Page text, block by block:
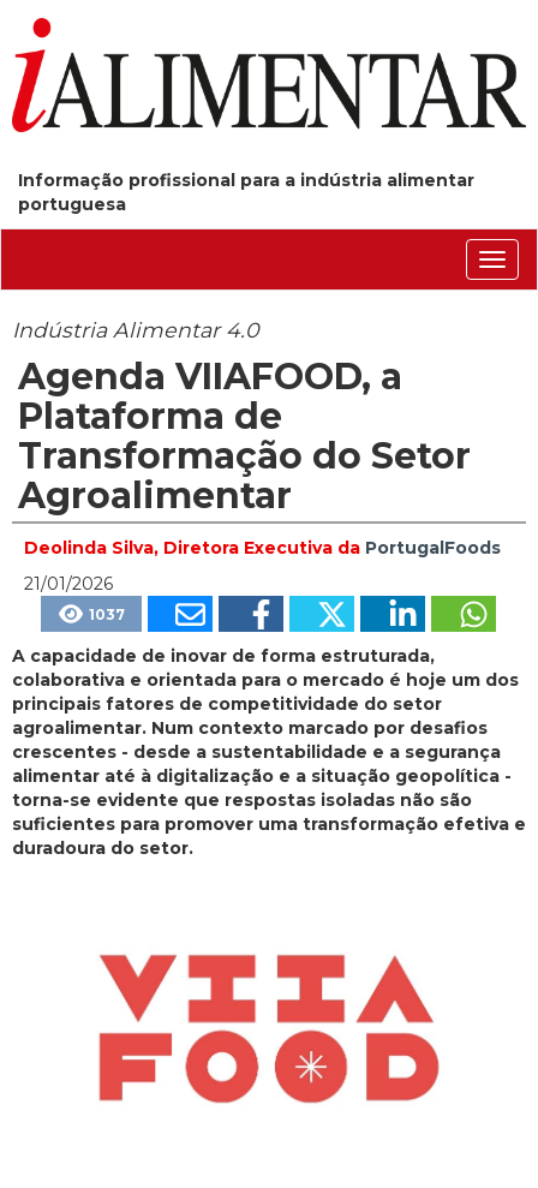
Informação profissional para a indústria alimentar
portuguesa
Indústria Alimentar 4.0
Agenda VIIAFOOD, a
Plataforma de
Transformação do Setor
Agroalimentar
Deolinda Silva, Diretora Executiva da PortugalFoods
21/01/2026
1037
A capacidade de inovar de forma estruturada,
colaborativa e orientada para o mercado é hoje um dos
principais fatores de competitividade do setor
agroalimentar. Num contexto marcado por desafios
crescentes - desde a sustentabilidade e a segurança
alimentar até à digitalização e a situação geopolítica -
torna-se evidente que respostas isoladas não são
suficientes para promover uma transformação efetiva e
duradoura do setor.